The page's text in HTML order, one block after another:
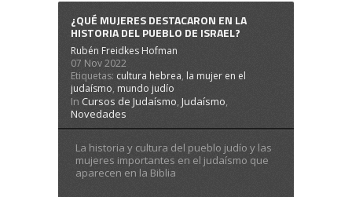
¿QUÉ MUJERES DESTACARON EN LA
HISTORIA DEL PUEBLO DE ISRAEL?
Rubén Freidkes Hofman
07 Nov 2022
Etiquetas: cultura hebrea, la mujer en el
judaísmo, mundo judío
In Cursos de Judaísmo,Judaísmo,
Novedades
La historia y cultura del pueblo judío y las
mujeres importantes en el judaísmo que
aparecen en la Biblia